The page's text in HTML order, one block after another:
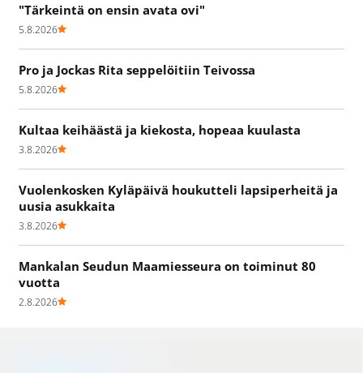
"Tärkeintä on ensin avata ovi"
5.8.2026
Pro ja Jockas Rita seppelöitiin Teivossa
5.8.2026
Kultaa keihäästä ja kiekosta, hopeaa kuulasta
3.8.2026
Vuolenkosken Kyläpäivä houkutteli lapsiperheitä ja
uusia asukkaita
3.8.2026
Mankalan Seudun Maamiesseura on toiminut 80
vuotta
2.8.2026